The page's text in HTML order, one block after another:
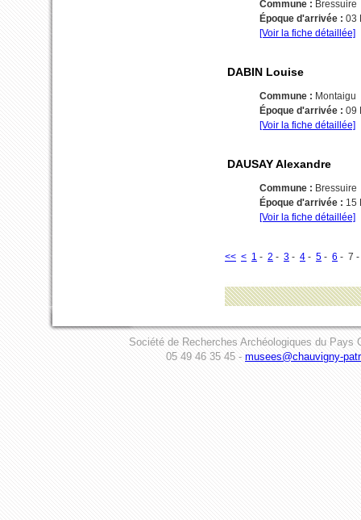
Commune : Bressuire
Époque d'arrivée : 03
[Voir la fiche détaillée]
DABIN Louise
Commune : Montaigu
Époque d'arrivée : 09
[Voir la fiche détaillée]
DAUSAY Alexandre
Commune : Bressuire
Époque d'arrivée : 15
[Voir la fiche détaillée]
<< < 1 - 2 - 3 - 4 - 5 - 6 - 7
Société de Recherches Archéologiques du Pays
05 49 46 35 45 - musees@chauvigny-